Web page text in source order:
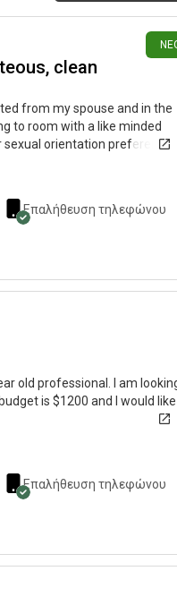
clean
from my spouse and in the
to room with a like minded
orientation preferences
Επαλήθευση τηλεφώνου
old professional. I am
is $1200 and I would like
Επαλήθευση τηλεφώνου